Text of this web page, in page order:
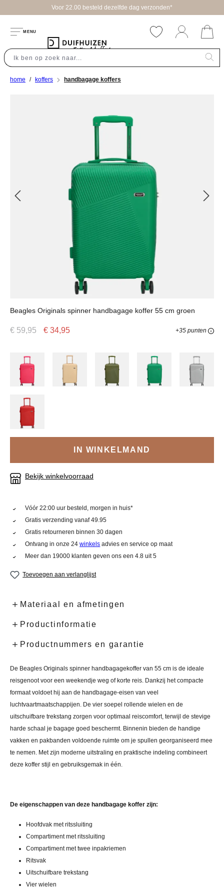
Voor 22.00 besteld dezelfde dag verzonden*
MENU
home koffers handbagage koffers
Beagles Originals spinner handbagage koffer 55 cm groen
€ 59,95 € 34,95 +35 punten
IN WINKELMAND
Bekijk winkelvoorraad
Vóór 22:00 uur besteld, morgen in huis*
Gratis verzending vanaf 49.95
Gratis retourneren binnen 30 dagen
Ontvang in onze 24winkels advies en service op maat
Meer dan 19000 klanten geven ons een 4.8 uit 5
Toevoegen aan verlanglijst
Materiaal en afmetingen
Productinformatie
Productnummers en garantie
De Beagles Originals spinner handbagagekoffer van 55 cm is de ideale
reisgenoot voor een weekendje weg of korte reis. Dankzij het compacte
formaat voldoet hij aan de handbagage-eisen van veel
luchtvaartmaatschappijen. De vier soepel rollende wielen en de
uitschuifbare trekstang zorgen voor optimaal reiscomfort, terwijl de stevige
harde schaal je bagage goed beschermt. Binnenin bieden de handige
vakken en pakbanden voldoende ruimte om je spullen georganiseerd mee
te nemen. Met zijn moderne uitstraling en praktische indeling combineert
deze koffer stijl en gebruiksgemak in één.
De eigenschappen van deze handbagage koffer zijn:
Hoofdvak met ritssluiting
Compartiment met ritssluiting
Compartiment met twee inpakriemen
Ritsvak
Uitschuifbare trekstang
Vier wielen